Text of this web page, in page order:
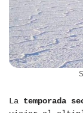
La temporada